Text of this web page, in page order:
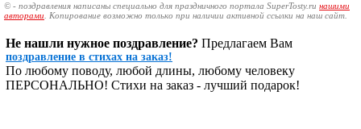
© - поздравления написаны специально для праздничного портала SuperTosty.ru нашими
авторами . Копирование возможно только при наличии активной ссылки на наш сайт.
Не нашли нужное поздравление? Предлагаем Вам
поздравление в стихах на заказ!
По любому поводу, любой длины, любому человеку
ПЕРСОНАЛЬНО! Стихи на заказ - лучший подарок!